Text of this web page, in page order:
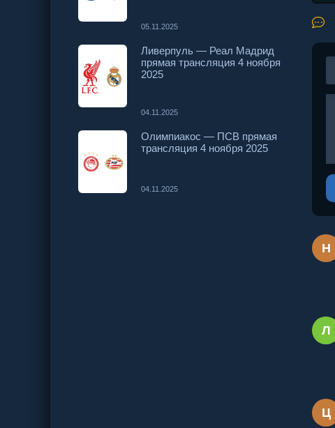
05.11.2025
Ливерпуль — Реал Мадрид
прямая трансляция 4 ноября
2025
04.11.2025
Олимпиакос — ПСВ прямая
трансляция 4 ноября 2025
04.11.2025
Н
Л
Ц